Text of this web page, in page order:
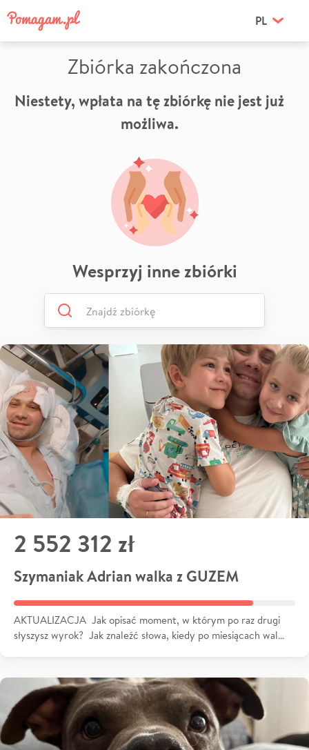
PL
Zbiórka zakończona
Niestety, wpłata na tę zbiórkę nie jest już
możliwa.
Wesprzyj inne zbiórki
2 552 312 zł
Szymaniak Adrian walka z GUZEM
AKTUALIZACJA Jak opisać moment, w którym po raz drugi
słyszysz wyrok? Jak znaleźć słowa, kiedy po miesiącach wal…